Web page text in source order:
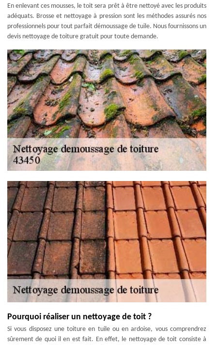
En enlevant ces mousses, le toit sera prêt à être nettoyé avec les produits
adéquats. Brosse et nettoyage à pression sont les méthodes assurés nos
professionnels pour tout parfait démoussage de tuile. Nous fournissons un
devis nettoyage de toiture gratuit pour toute demande.
Pourquoi réaliser un nettoyage de toit ?
Si vous disposez une toiture en tuile ou en ardoise, vous comprendrez
sûrement de quoi il en est fait. En effet, le nettoyage de toit consiste à